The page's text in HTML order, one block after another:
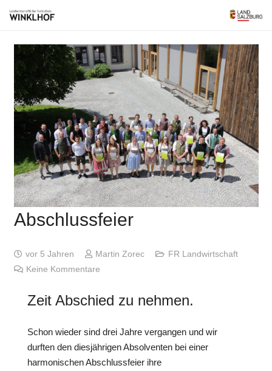
Abschlussfeier
vor 5 Jahren Martin Zorec
FR Landwirtschaft
Keine Kommentare
Zeit Abschied zu nehmen.
Schon wieder sind drei Jahre vergangen und wir
durften den diesjährigen Absolventen bei einer
harmonischen Abschlussfeier ihre